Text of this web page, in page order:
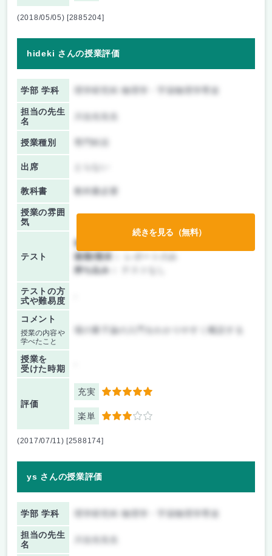
(2018/05/05) [2885204]
hideki さんの授業評価
学部 学科 理学研究科 物理学・宇宙物理学専攻
担当の先生
名
授業種別
出席
教科書 教科書必要
授業の雰囲
気
テスト
前期/中間：
後期/期末：
持ち込み：
テストの方
式や難易度
コメント
授業の内容や
学べたこと
場の量子論の入門をわかりやすく概説する
授業を
受けた時期
評価
充実 5
楽単 3
続きを見る（無料）
(2017/07/11) [2588174]
ys さんの授業評価
学部 学科 理学研究科 物理学・宇宙物理学専攻
担当の先生
名